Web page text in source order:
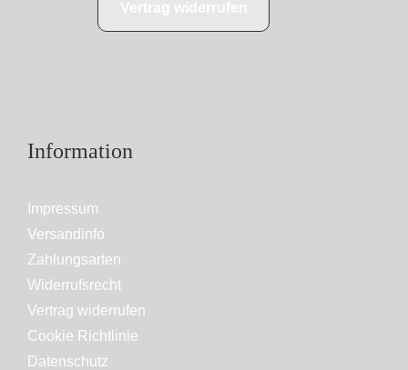
Information
Impressum
Versandinfo
Zahlungsarten
Widerrufsrecht
Vertrag widerrufen
Cookie Richtlinie
Datenschutz